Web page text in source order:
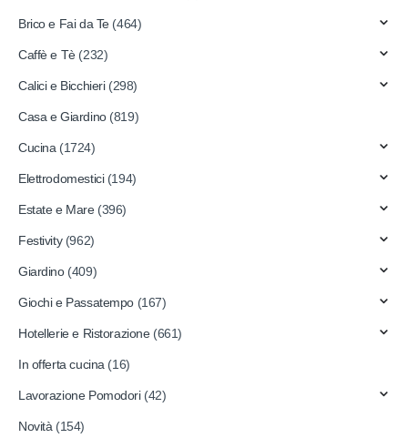
Brico e Fai da Te (464)
Caffè e Tè (232)
Calici e Bicchieri (298)
Casa e Giardino (819)
Cucina (1724)
Elettrodomestici (194)
Estate e Mare (396)
Festivity (962)
Giardino (409)
Giochi e Passatempo (167)
Hotellerie e Ristorazione (661)
In offerta cucina (16)
Lavorazione Pomodori (42)
Novità (154)